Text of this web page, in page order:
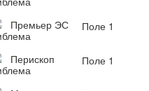
Премьер ЭС
Поле 1
Перископ
Поле 1